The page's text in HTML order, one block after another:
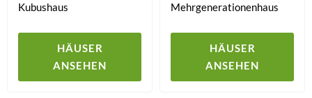
Kubushaus
HÄUSER
ANSEHEN
Mehrgenerationenhaus
HÄUSER
ANSEHEN